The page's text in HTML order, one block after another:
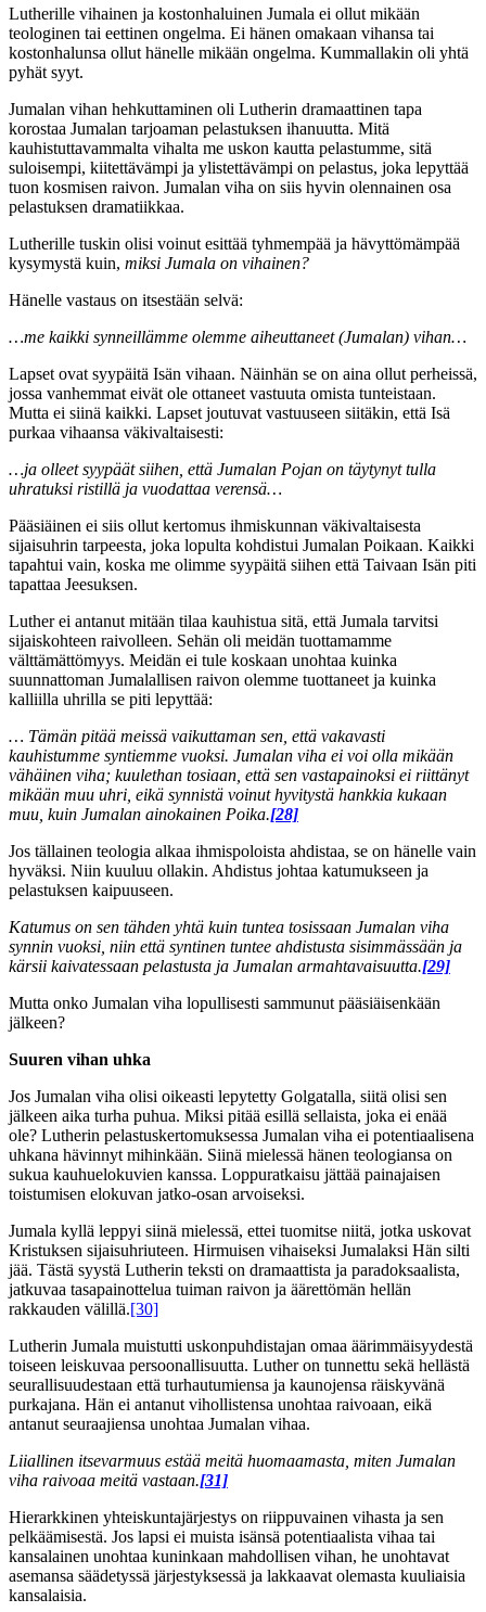
Lutherille vihainen ja kostonhaluinen Jumala ei ollut mikään
teologinen tai eettinen ongelma. Ei hänen omakaan vihansa tai
kostonhalunsa ollut hänelle mikään ongelma. Kummallakin oli yhtä
pyhät syyt.
Jumalan vihan hehkuttaminen oli Lutherin dramaattinen tapa
korostaa Jumalan tarjoaman pelastuksen ihanuutta. Mitä
kauhistuttavammalta vihalta me uskon kautta pelastumme, sitä
suloisempi, kiitettävämpi ja ylistettävämpi on pelastus, joka lepyttää
tuon kosmisen raivon. Jumalan viha on siis hyvin olennainen osa
pelastuksen dramatiikkaa.
Lutherille tuskin olisi voinut esittää tyhmempää ja hävyttömämpää
kysymystä kuin, miksi Jumala on vihainen?
Hänelle vastaus on itsestään selvä:
…me kaikki synneillämme olemme aiheuttaneet (Jumalan) vihan…
Lapset ovat syypäitä Isän vihaan. Näinhän se on aina ollut perheissä,
jossa vanhemmat eivät ole ottaneet vastuuta omista tunteistaan.
Mutta ei siinä kaikki. Lapset joutuvat vastuuseen siitäkin, että Isä
purkaa vihaansa väkivaltaisesti:
…ja olleet syypäät siihen, että Jumalan Pojan on täytynyt tulla
uhratuksi ristillä ja vuodattaa verensä…
Pääsiäinen ei siis ollut kertomus ihmiskunnan väkivaltaisesta
sijaisuhrin tarpeesta, joka lopulta kohdistui Jumalan Poikaan. Kaikki
tapahtui vain, koska me olimme syypäitä siihen että Taivaan Isän piti
tapattaa Jeesuksen.
Luther ei antanut mitään tilaa kauhistua sitä, että Jumala tarvitsi
sijaiskohteen raivolleen. Sehän oli meidän tuottamamme
välttämättömyys. Meidän ei tule koskaan unohtaa kuinka
suunnattoman Jumalallisen raivon olemme tuottaneet ja kuinka
kalliilla uhrilla se piti lepyttää:
… Tämän pitää meissä vaikuttaman sen, että vakavasti
kauhistumme syntiemme vuoksi. Jumalan viha ei voi olla mikään
vähäinen viha; kuulethan tosiaan, että sen vastapainoksi ei riittänyt
mikään muu uhri, eikä synnistä voinut hyvitystä hankkia kukaan
muu, kuin Jumalan ainokainen Poika.[28]
Jos tällainen teologia alkaa ihmispoloista ahdistaa, se on hänelle vain
hyväksi. Niin kuuluu ollakin. Ahdistus johtaa katumukseen ja
pelastuksen kaipuuseen.
Katumus on sen tähden yhtä kuin tuntea tosissaan Jumalan viha
synnin vuoksi, niin että syntinen tuntee ahdistusta sisimmässään ja
kärsii kaivatessaan pelastusta ja Jumalan armahtavaisuutta.[29]
Mutta onko Jumalan viha lopullisesti sammunut pääsiäisenkään
jälkeen?
Suuren vihan uhka
Jos Jumalan viha olisi oikeasti lepytetty Golgatalla, siitä olisi sen
jälkeen aika turha puhua. Miksi pitää esillä sellaista, joka ei enää
ole? Lutherin pelastuskertomuksessa Jumalan viha ei potentiaalisena
uhkana hävinnyt mihinkään. Siinä mielessä hänen teologiansa on
sukua kauhuelokuvien kanssa. Loppuratkaisu jättää painajaisen
toistumisen elokuvan jatko-osan arvoiseksi.
Jumala kyllä leppyi siinä mielessä, ettei tuomitse niitä, jotka uskovat
Kristuksen sijaisuhriuteen. Hirmuisen vihaiseksi Jumalaksi Hän silti
jää. Tästä syystä Lutherin teksti on dramaattista ja paradoksaalista,
jatkuvaa tasapainottelua tuiman raivon ja äärettömän hellän
rakkauden välillä.[30]
Lutherin Jumala muistutti uskonpuhdistajan omaa äärimmäisyydestä
toiseen leiskuvaa persoonallisuutta. Luther on tunnettu sekä hellästä
seurallisuudestaan että turhautumiensa ja kaunojensa räiskyvänä
purkajana. Hän ei antanut vihollistensa unohtaa raivoaan, eikä
antanut seuraajiensa unohtaa Jumalan vihaa.
Liiallinen itsevarmuus estää meitä huomaamasta, miten Jumalan
viha raivoaa meitä vastaan.[31]
Hierarkkinen yhteiskuntajärjestys on riippuvainen vihasta ja sen
pelkäämisestä. Jos lapsi ei muista isänsä potentiaalista vihaa tai
kansalainen unohtaa kuninkaan mahdollisen vihan, he unohtavat
asemansa säädetyssä järjestyksessä ja lakkaavat olemasta kuuliaisia
kansalaisia.